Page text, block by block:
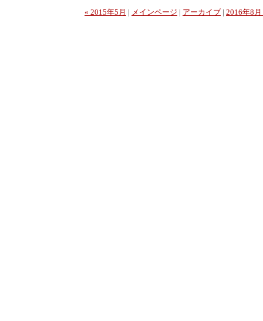
« 2015年5月 | メインページ | アーカイブ | 2016年8月